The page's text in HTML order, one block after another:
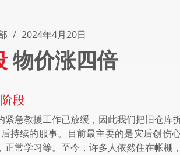
2024年4月20日
物价涨四倍
段
紧急教援工作已放缓，因此我们把旧仓库
持续的服事。目前最主要的是灾后创伤
正常学习等。至今，许多人依然住在帐棚